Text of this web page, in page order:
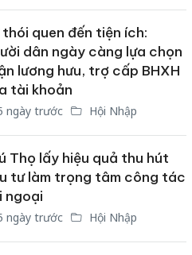
thói quen đến tiện ích:
dân ngày càng lựa chọn
lương hưu, trợ cấp BHXH
tài khoản
ngày trước Hội Nhập
Thọ lấy hiệu quả thu hút
tư làm trọng tâm công tác
ngoại
ngày trước Hội Nhập